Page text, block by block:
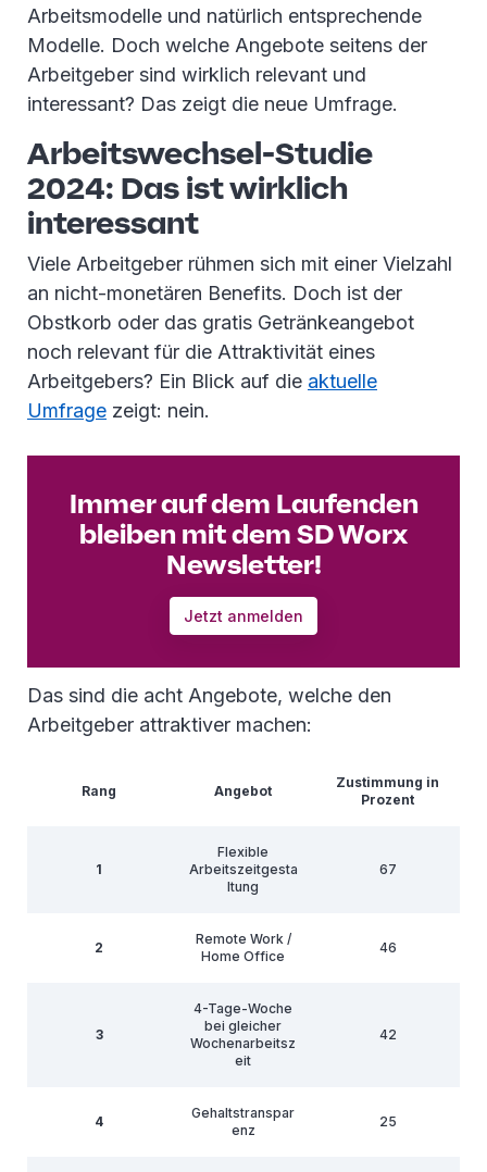
Arbeitsmodelle und natürlich entsprechende
Modelle. Doch welche Angebote seitens der
Arbeitgeber sind wirklich relevant und
interessant? Das zeigt die neue Umfrage.
Arbeitswechsel-Studie
2024: Das ist wirklich
interessant
Viele Arbeitgeber rühmen sich mit einer Vielzahl
an nicht-monetären Benefits. Doch ist der
Obstkorb oder das gratis Getränkeangebot
noch relevant für die Attraktivität eines
Arbeitgebers? Ein Blick auf die aktuelle
Umfrage zeigt: nein.
Immer auf dem Laufenden
bleiben mit dem SD Worx
Newsletter!
Jetzt anmelden
Das sind die acht Angebote, welche den
Arbeitgeber attraktiver machen:
Rang Angebot
Zustimmung in
Prozent
1
Flexible
Arbeitszeitgesta
ltung
67
2
Remote Work /
Home Office
46
3
4-Tage-Woche
bei gleicher
Wochenarbeitsz
eit
42
4
Gehaltstranspar
enz
25